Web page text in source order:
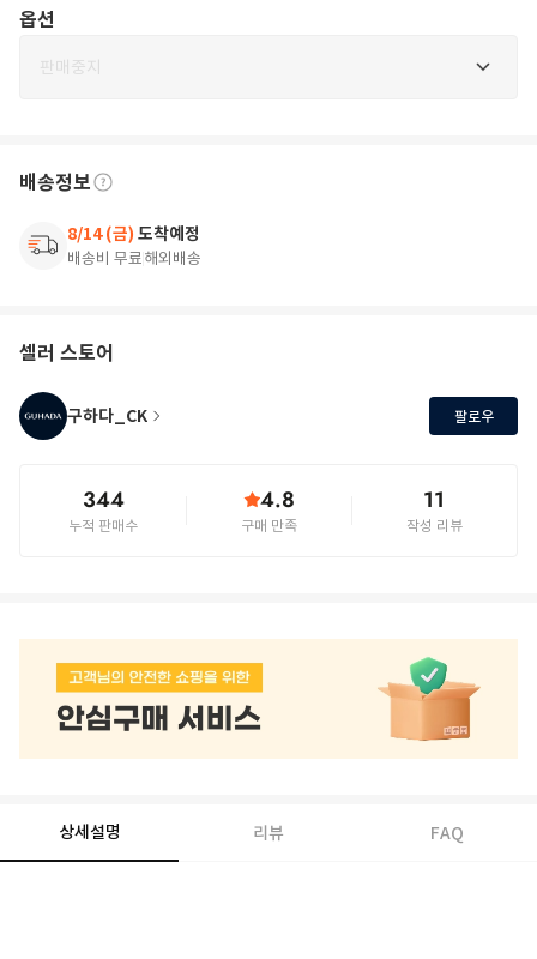
옵션
판매중지
배송정보
8/14 (금) 도착예정
배송비 무료해외배송
셀러 스토어
구하다_CK 팔로우
344
누적 판매수
4.8
구매 만족
11
작성 리뷰
상세설명 리뷰 FAQ